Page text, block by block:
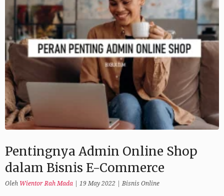
Pentingnya Admin Online Shop
dalam Bisnis E-Commerce
Oleh Wientor Rah Mada 19 May 2022 |Bisnis Online